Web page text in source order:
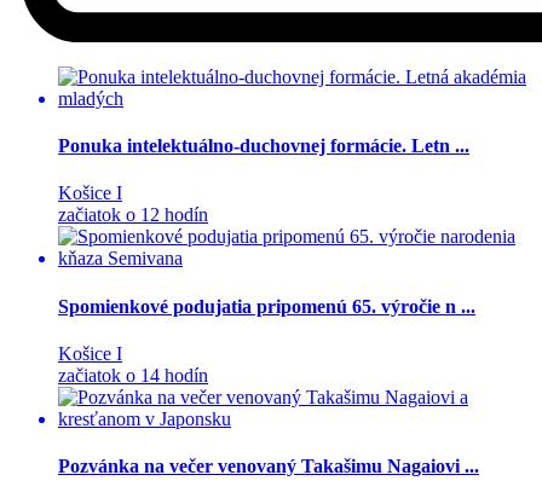
Ponuka intelektuálno-duchovnej formácie. Letn ...
Košice I
začiatok o 12 hodín
Spomienkové podujatia pripomenú 65. výročie n ...
Košice I
začiatok o 14 hodín
Pozvánka na večer venovaný Takašimu Nagaiovi ...